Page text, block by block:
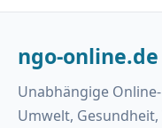
ngo-online.de
Unabhängige
Umwelt,